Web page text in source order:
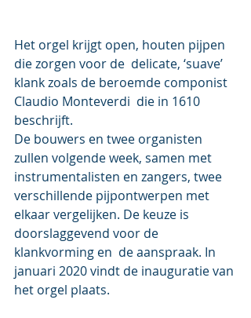
Het orgel krijgt open, houten pijpen
die zorgen voor de  delicate, ‘suave’
klank zoals de beroemde componist
Claudio Monteverdi  die in 1610
beschrijft.
De bouwers en twee organisten
zullen volgende week, samen met
instrumentalisten en zangers, twee
verschillende pijpontwerpen met
elkaar vergelijken. De keuze is
doorslaggevend voor de
klankvorming en  de aanspraak. In
januari 2020 vindt de inauguratie van
het orgel plaats.